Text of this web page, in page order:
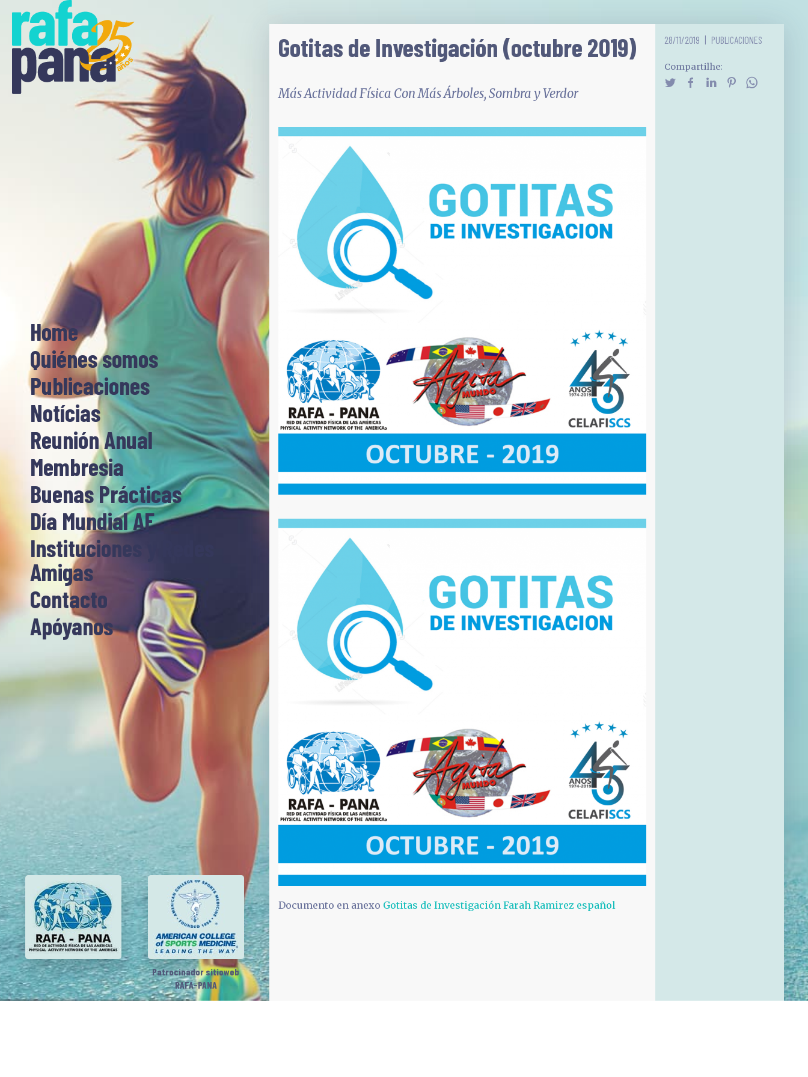
Home
Quiénes somos
Publicaciones
Notícias
Reunión Anual
Membresia
Buenas Prácticas
Día Mundial AF
Instituciones y Redes
Amigas
Contacto
Apóyanos
Patrocinador sitioweb
RAFA-PANA
Gotitas de Investigación (octubre 2019)
Más Actividad Física Con Más Árboles, Sombra y Verdor
Documento en anexo Gotitas de Investigación Farah Ramirez español
28/11/2019 PUBLICACIONES
Compartilhe: